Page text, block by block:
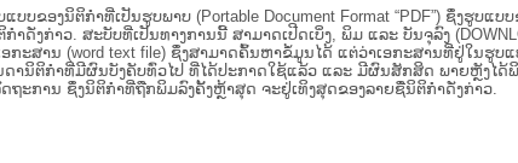
ຂອງນິຕິກໍາທີ່ເປັນຮູບພາບ (Portable Document Format “PDF”) ຊຶ່ງຮູບແ
ງກ່າວ. ສະບັບທີ່ເປັນທາງການນີ້ ສາມາດເປີດເບິ່ງ, ພິມ ແລະ ບັນຈຸລົງ
ະສານ (word text file) ຊຶ່ງສາມາດຄົ້ນຫາຂໍ້ມູນໄດ້ ແຕ່ວ່າເອກະສານທີ່ຢູ່ໃນຮູບ
ນິຕິກຳທີ່ມີຜົນບັງຄັບທົ່ວໄປ ທີ່ໄດ້ປະກາດໃຊ້ແລ້ວ ແລະ ມີຜົນສັກສິດ ພາຍຫຼັງໄດ້
ະການ ຊຶ່ງນິຕິກຳທີ່ຖືກພິມລົງຄັ້ງຫຼ້າສຸດ ຈະຢູ່ເທິງສຸດຂອງລາຍຊື່ນິຕິກໍາດັ່ງກ່າວ.